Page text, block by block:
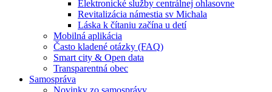
Elektronické služby centrálnej ohlasovne
Revitalizácia námestia sv Michala
Láska k čítaniu začína u detí
Mobilná aplikácia
Často kladené otázky (FAQ)
Smart city & Open data
Transparentná obec
Samospráva
Novinky zo samosprávy